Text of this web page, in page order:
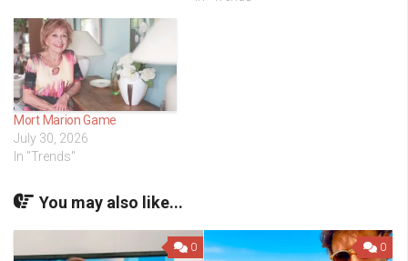
Mort Marion Game
July 30, 2026
In "Trends"
You may also like...
0 0